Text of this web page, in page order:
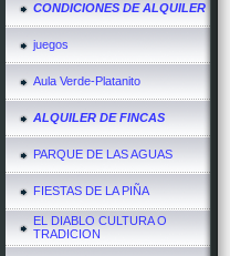
CONDICIONES DE ALQUILER
juegos
Aula Verde-Platanito
ALQUILER DE FINCAS
PARQUE DE LAS AGUAS
FIESTAS DE LA PIÑA
EL DIABLO CULTURA O
TRADICION